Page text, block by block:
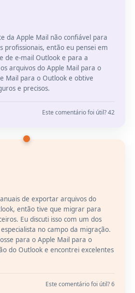
da Apple Mail não confiável para
profissionais, então eu pensei em
de e-mail Outlook e para a
arquivos do Apple Mail para o
Mail para o Outlook e obtive
e precisos.
Este comentário foi útil? 42
de exportar arquivos do
então tive que migrar para
Eu discuti isso com um dos
no campo da migração.
para o Apple Mail para o
do Outlook e encontrei excelentes
Este comentário foi útil? 6